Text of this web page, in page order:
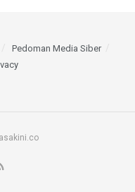
Pedoman Media Siber